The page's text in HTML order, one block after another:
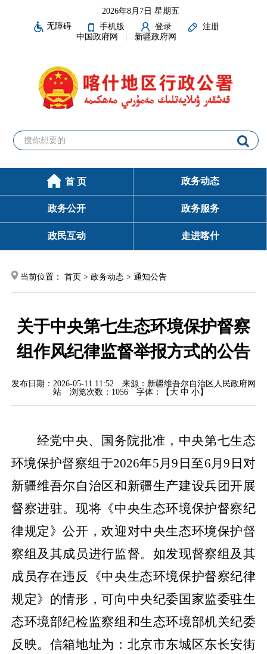
2026年8月7日 星期五
无障碍
手机版 登录
注册
中国政府网
新疆政府网
首 页 政务动态
政务公开 政务服务
政民互动 走进喀什
当前位置： 首页 > 政务动态 > 通知公告
关于中央第七生态环境保护督察
组作风纪律监督举报方式的公告
发布日期：2026-05-11 11:52
来源：新疆维吾尔自治区人民政府网
站
浏览次数： 1056 字体：【 大 中 小】
经党中央、国务院批准，中央第七生态
环境保护督察组于2026年5月9日至6月9日对
新疆维吾尔自治区和新疆生产建设兵团开展
督察进驻。现将《中央生态环境保护督察纪
律规定》公开，欢迎对中央生态环境保护督
察组及其成员进行监督。如发现督察组及其
成员存在违反《中央生态环境保护督察纪律
规定》的情形，可向中央纪委国家监委驻生
态环境部纪检监察组和生态环境部机关纪委
反映。信箱地址为：北京市东城区东长安街